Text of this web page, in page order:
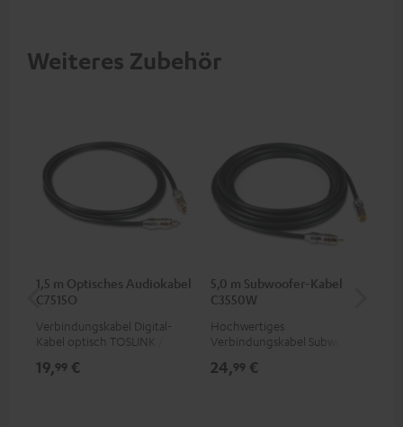
Weiteres Zubehör
1,5 m Optisches Audiokabel
C7515O
Verbindungskabel Digital-
Kabel optisch TOSLINK / 3,5-
19,99 €
5,0 m Subwoofer-Kabel
C3550W
Hochwertiges
Verbindungskabel Subwoofer
24,99 €